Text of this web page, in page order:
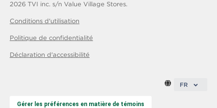
2026 TVI inc. s/n Value Village Stores.
Conditions d'utilisation
Politique de confidentialité
Déclaration d'accessibilité
FR
Gérer les préférences en matière de témoins